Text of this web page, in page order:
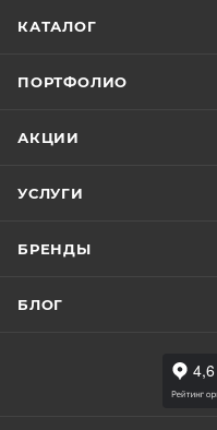
КАТАЛОГ
ПОРТФОЛИО
АКЦИИ
УСЛУГИ
БРЕНДЫ
БЛОГ